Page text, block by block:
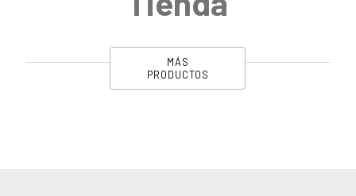
MÁS
PRODUCTOS